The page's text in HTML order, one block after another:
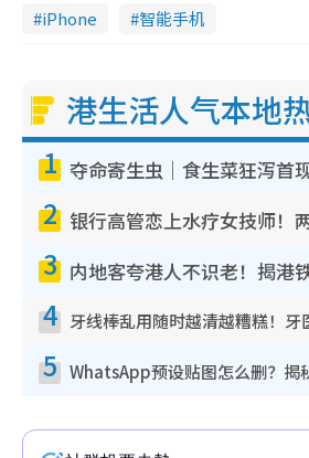
iPhone 智能手机
港生活人气本地
1
2
3
4
5